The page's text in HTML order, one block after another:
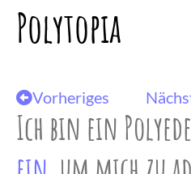
Polytopia
Vorheriges
Ich bin ein